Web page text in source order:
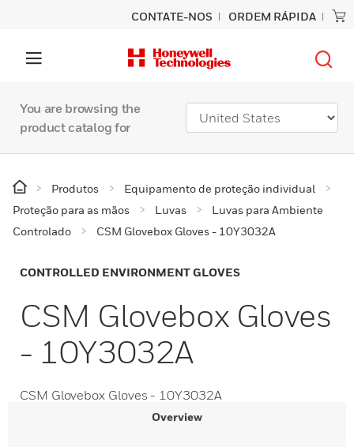
CONTATE-NOS ORDEM RÁPIDA
You are browsing the
product catalog for
Produtos
Equipamento de proteção individual
Proteção para as mãos
Luvas
Luvas para Ambiente
Controlado
CSM Glovebox Gloves - 10Y3032A
CONTROLLED ENVIRONMENT GLOVES
CSM Glovebox Gloves
- 10Y3032A
CSM Glovebox Gloves - 10Y3032A
Overview